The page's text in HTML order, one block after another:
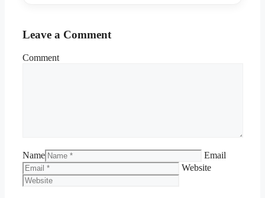
Leave a Comment
Comment
Name
Email
Website